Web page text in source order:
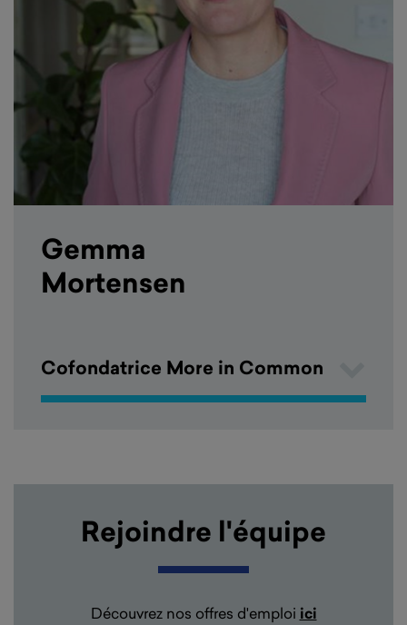
Gemma
Mortensen
Cofondatrice More in Common
Rejoindre l'équipe
Découvrez nos offres d'emploi ici